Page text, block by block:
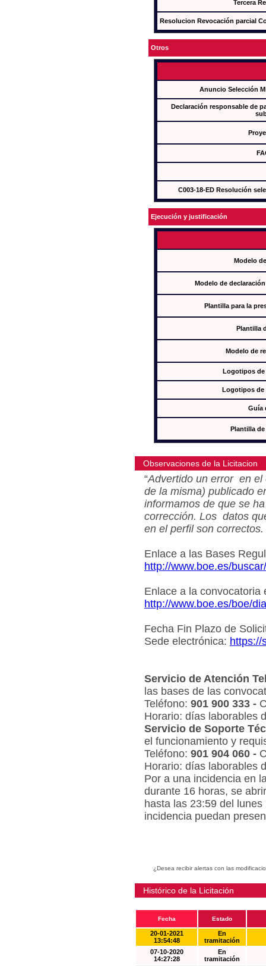
Tercera
Resolucion Revocación parcial
Otros
Anuncio Selección
Declaración responsable de
C003-18-ED Resolución
Ejecución y justificación
Modelo
Modelo de
Plantilla para la
Plantilla
Modelo de
Logotipos de
Logotipos de
Guía
Plantilla
Observaciones de la Licitacion
“Advertido un error en el
de la misma) publicado
informamos de que se
corrección. Los datos
en el perfil son correctos.
Enlace a las Bases
http://www.boe.es/
Enlace a la convocatoria
http://www.boe.es/boe/
Fecha Fin Plazo de
Sede electrónica: https://
Servicio de Atención
las bases de las
Teléfono: 901 900 333 -
Horario: días laborables
Servicio de Soporte
el funcionamiento y
Teléfono: 901 904 060 -
Horario: días laborables
Por a una incidencia en
durante 16 horas, se
hasta las 23:59 del
incidencia puedan
¿Desea recibir alertas con las
Histórico de la Licitación
Fecha Estado
20-01-2021
13:54:48
En
tramitación
07-10-2020
14:27:28
En
tramitación